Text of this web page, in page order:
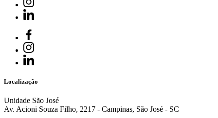
Localização
Unidade São José
Av. Acioni Souza Filho, 2217 - Campinas, São José - SC